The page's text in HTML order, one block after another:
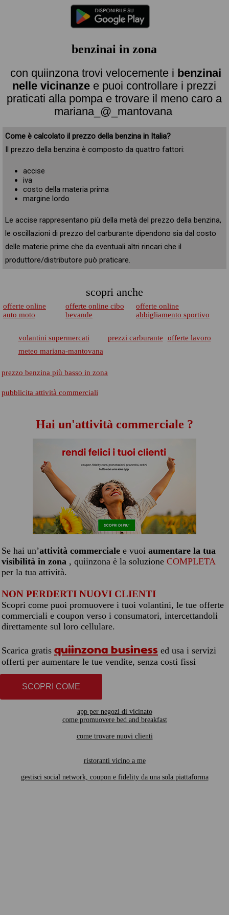
benzinai in zona
con quiinzona trovi velocemente i benzinai
nelle vicinanze e puoi controllare i prezzi
praticati alla pompa e trovare il meno caro a
mariana_@_mantovana
Come è calcolato il prezzo della benzina in Italia?
Il prezzo della benzina è composto da quattro fattori:
accise
iva
costo della materia prima
margine lordo
Le accise rappresentano più della metà del prezzo della benzina,
le oscillazioni di prezzo del carburante dipendono sia dal costo
delle materie prime che da eventuali altri rincari che il
produttore/distributore può praticare.
scopri anche
offerte online
auto moto
offerte online cibo
bevande
offerte online
abbigliamento sportivo
volantini supermercati prezzi carburante
offerte lavoro
meteo mariana-mantovana
prezzo benzina più basso in zona
pubblicita attività commerciali
Hai un'attività commerciale ?
Se hai un’attività commerciale e vuoi aumentare la tua
visibilità in zona , quiinzona è la soluzione COMPLETA
per la tua attività.
NON PERDERTI NUOVI CLIENTI
Scopri come puoi promuovere i tuoi volantini, le tue offerte
commerciali e coupon verso i consumatori, intercettandoli
direttamente sul loro cellulare.
Scarica gratis quiinzona business ed usa i servizi
offerti per aumentare le tue vendite, senza costi fissi
SCOPRI COME
app per negozi di vicinato
come promuovere bed and breakfast
come trovare nuovi clienti
ristoranti vicino a me
gestisci social network, coupon e fidelity da una sola piattaforma